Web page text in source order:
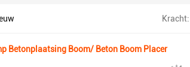
Kracht:
Betonplaatsing Boom/ Beton Boom Placer